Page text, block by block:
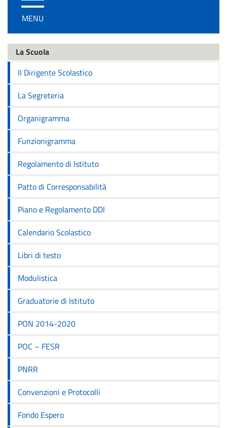
/
disattiva
navigazione
MENU
La Scuola
Il Dirigente Scolastico
La Segreteria
Organigramma
Funzionigramma
Regolamento di Istituto
Patto di Corresponsabilità
Piano e Regolamento DDI
Calendario Scolastico
Libri di testo
Modulistica
Graduatorie di Istituto
PON 2014-2020
POC – FESR
PNRR
Convenzioni e Protocolli
Fondo Espero